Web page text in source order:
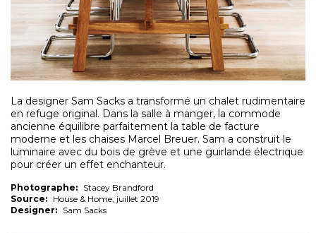
La designer Sam Sacks a transformé un chalet rudimentaire
en refuge original. Dans la salle à manger, la commode
ancienne équilibre parfaitement la table de facture
moderne et les chaises Marcel Breuer. Sam a construit le
luminaire avec du bois de grève et une guirlande électrique
pour créer un effet enchanteur.
Photographe: Stacey Brandford
Source: House & Home, juillet 2019
Designer: Sam Sacks